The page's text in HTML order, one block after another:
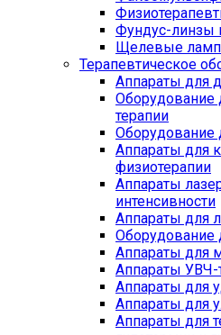
Фундус-линзы
Щелевые
Терапевтическое
Аппараты для
Оборудование
терапии
Оборудование
Аппараты для
физиотерапии
Аппараты
интенсивности
Аппараты для
Оборудование
Аппараты для
Аппараты УВЧ-
Аппараты для
Аппараты для
Аппараты для